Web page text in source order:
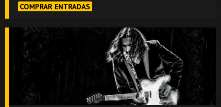
COMPRAR ENTRADAS